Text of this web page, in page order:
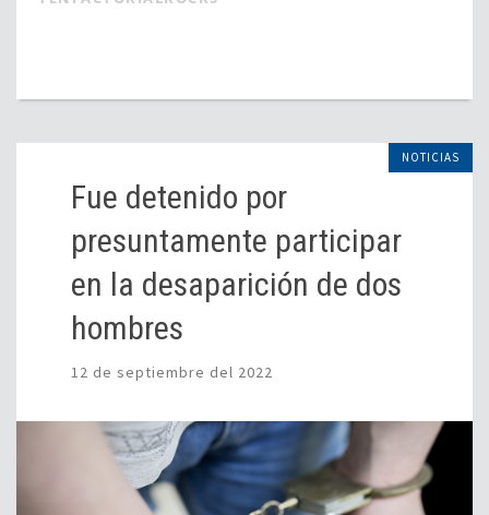
NOTICIAS
Fue detenido por
presuntamente participar
en la desaparición de dos
hombres
12 de septiembre del 2022